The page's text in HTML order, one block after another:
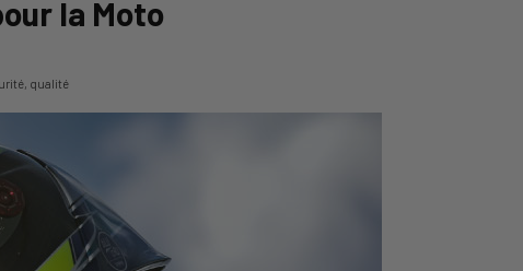
la Moto
qualité